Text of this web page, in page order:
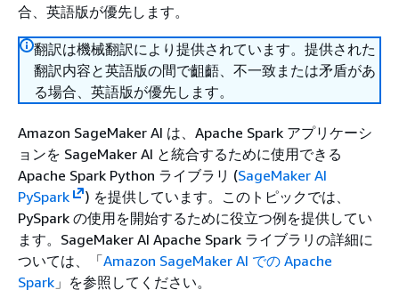
合、英語版が優先します。
翻訳は機械翻訳により提供されています。提供された
翻訳内容と英語版の間で齟齬、不一致または矛盾があ
る場合、英語版が優先します。
Amazon SageMaker AI は、Apache Spark アプリケーシ
ョンを SageMaker AI と統合するために使用できる
Apache Spark Python ライブラリ (SageMaker AI
PySpark
) を提供しています。このトピックでは、
PySpark の使用を開始するために役立つ例を提供してい
ます。SageMaker AI Apache Spark ライブラリの詳細に
ついては、「Amazon SageMaker AI での Apache
Spark 」を参照してください。